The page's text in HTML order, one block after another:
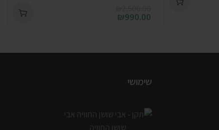
₪990.00
שימושי